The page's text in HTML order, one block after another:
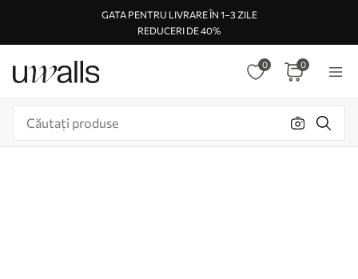
GATA PENTRU LIVRARE ÎN 1–3 ZILE
REDUCERI DE 40%
0 0